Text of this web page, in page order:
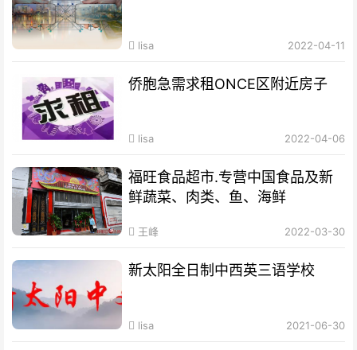
lisa 2022-04-11
侨胞急需求租ONCE区附近房子
lisa 2022-04-06
福旺食品超市.专营中国食品及新
鲜蔬菜、肉类、鱼、海鲜
王峰 2022-03-30
新太阳全日制中西英三语学校
lisa 2021-06-30